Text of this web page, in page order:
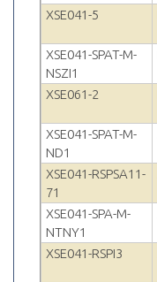
XSE041-5
XSE041-SPAT-M-
NSZI1
XSE061-2
XSE041-SPAT-M-
ND1
XSE041-RSPSA11-
71
XSE041-SPA-M-
NTNY1
XSE041-RSPI3